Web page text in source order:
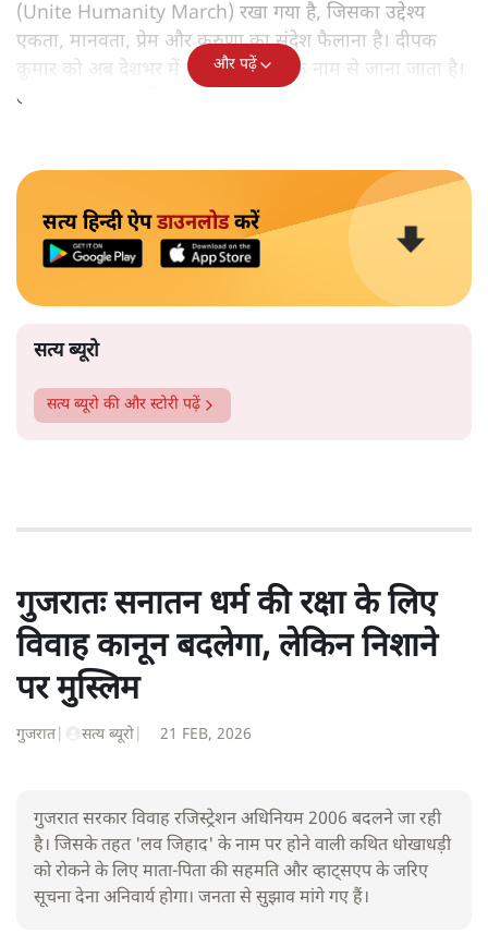
(Unite Humanity March) रखा गया है, जिसका उद्देश्य
एकता, मानवता, प्रेम और करुणा का संदेश फैलाना है। दीपक
कुमार को अब देशभर में मोहम्मद दीपक के नाम से जाना जाता है।
लेकिन उनका असली नाम दीपक कुमार ही है।
और पढ़ें
सत्य हिन्दी ऐपडाउनलोडकरें
सत्य ब्यूरो
सत्य ब्यूरो की और स्टोरी पढ़ें
गुजरातः सनातन धर्म की रक्षा के लिए
विवाह कानून बदलेगा, लेकिन निशाने
पर मुस्लिम
गुजरात सत्य ब्यूरो 21 FEB, 2026